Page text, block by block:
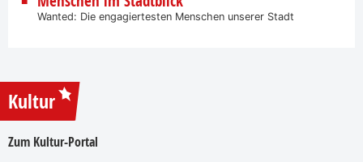
Wanted: Die engagiertesten Menschen unserer Stadt
Kultur
Zum Kultur-Portal